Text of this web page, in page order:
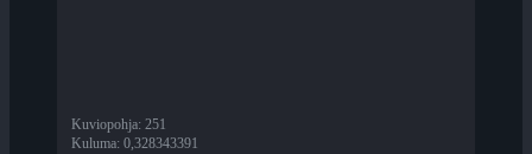
Kuviopohja: 251
Kuluma: 0,328343391